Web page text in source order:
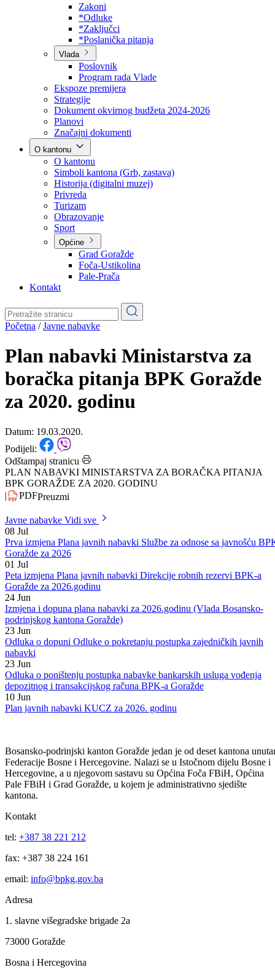
Poslovnik
Program rada Skupštine
Budžet 2026
Zakoni
*Odluke
*Zaključci
*Poslanička pitanja
Vlada
Poslovnik
Program rada Vlade
Ekspoze premijera
Strategije
Dokument okvirnog budžeta 2024-2026
Planovi
Značajni dokumenti
O kantonu
O kantonu
Simboli kantona (Grb, zastava)
Historija (digitalni muzej)
Privreda
Turizam
Obrazovanje
Općine
Pale-Prača
Kontakt
Početna / Javne nabavke
Plan nabavki Ministarstva za
boračka pitanja BPK Goražde
za 2020. godinu
Datum: 19.03.2020.
Podijeli:
Odštampaj stranicu
BPK GORAŽDE ZA 2020. GODINU
|
PDF
Javne nabavkeVidi sve
08 Jul
Prva izmjena Plana javnih nabavki Službe za odnose sa javnošću
Goražde za 2026
01 Jul
Peta izmjena Plana javnih nabavki Direkcije robnih rezervi BPK-a
Goražde za 2026.godinu
24 Jun
Izmjena i dopuna plana nabavki za 2026.godinu (Vlada Bosansko-
podrinjskog kantona Goražde)
23 Jun
Odluka o dopuni Odluke o pokretanju postupka zajedničkih javnih
nabavki
23 Jun
Odluka o poništenju postupka nabavke bankarskih usluga vođenja